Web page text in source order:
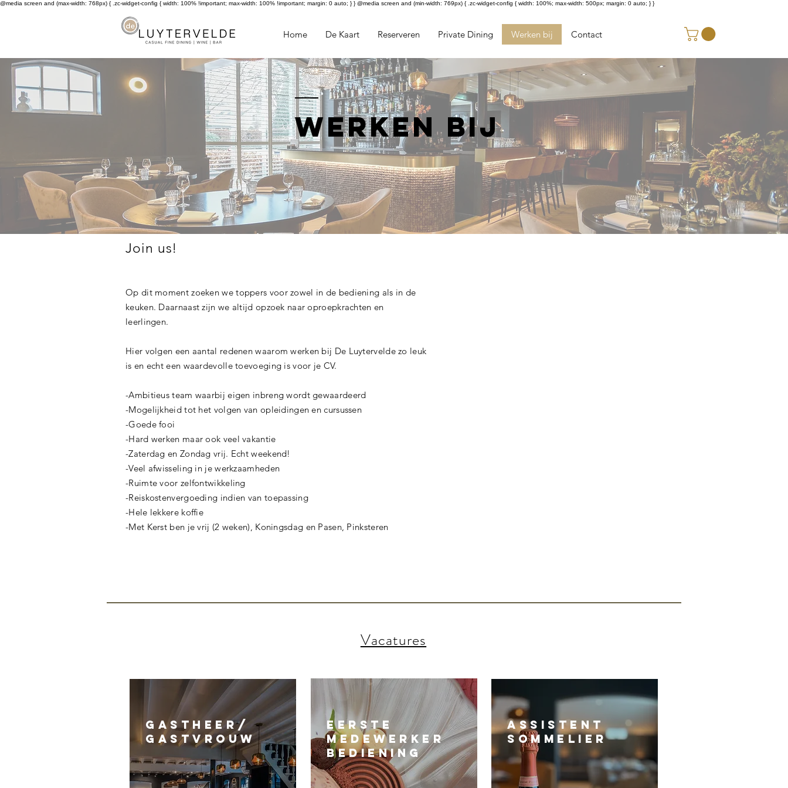
@media screen and (max-width: 768px) { .zc-widget-config { width: 100% !important; max-width: 100% !important; margin: 0 auto; } } @media screen and (min-width: 769px) { .zc-widget-config { width: 100%; max-width: 500px; margin: 0 auto; } }
Home De Kaart Reserveren Private Dining Werken bij Contact
werken bij
Join us!
Op dit moment zoeken we toppers voor zowel in de bediening als in de
keuken. Daarnaast zijn we altijd opzoek naar oproepkrachten en
leerlingen.
Hier volgen een aantal redenen waarom werken bij De Luytervelde zo leuk
is en echt een waardevolle toevoeging is voor je CV.
-Ambitieus team waarbij eigen inbreng wordt gewaardeerd
-Mogelijkheid tot het volgen van opleidingen en cursussen
-Goede fooi
-Hard werken maar ook veel vakantie
-Zaterdag en Zondag vrij. Echt weekend!
-Veel afwisseling in je werkzaamheden
-Ruimte voor zelfontwikkeling
-Reiskostenvergoeding indien van toepassing
-Hele lekkere koffie
-Met Kerst ben je vrij (2 weken), Koningsdag en Pasen, Pinksteren
Vacatures
gastheer/
gastvrouw
eerste
medewerker
bediening
assistent
sommelier